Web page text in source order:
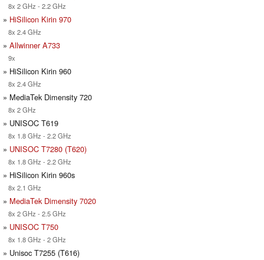
8x 2 GHz - 2.2 GHz
» HiSilicon Kirin 970
8x 2.4 GHz
» Allwinner A733
9x
» HiSilicon Kirin 960
8x 2.4 GHz
» MediaTek Dimensity 720
8x 2 GHz
» UNISOC T619
8x 1.8 GHz - 2.2 GHz
» UNISOC T7280 (T620)
8x 1.8 GHz - 2.2 GHz
» HiSilicon Kirin 960s
8x 2.1 GHz
» MediaTek Dimensity 7020
8x 2 GHz - 2.5 GHz
» UNISOC T750
8x 1.8 GHz - 2 GHz
» Unisoc T7255 (T616)